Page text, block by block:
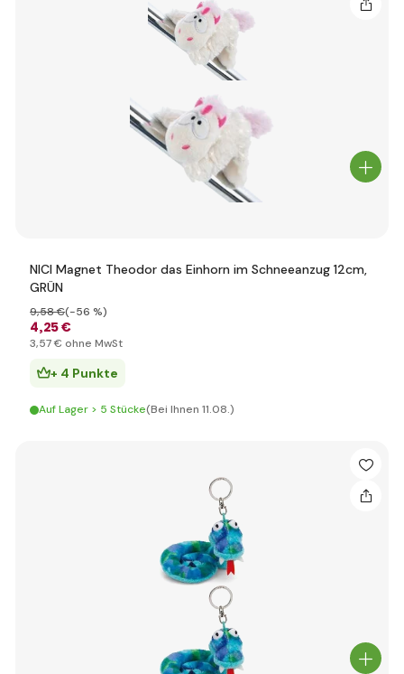
NICI Magnet Theodor das Einhorn im Schneeanzug 12cm,
GRÜN
4,25 €
9,58 €(-56 %)
3,57 € ohne MwSt
+ 4 Punkte
Auf Lager > 5 Stücke(Bei Ihnen 11.08.)